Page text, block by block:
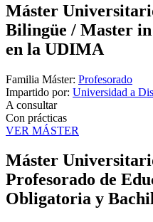
Máster
Bilingüe / Master
en la UDIMA
Familia Máster: Profesorado
Impartido por: Universidad a
A consultar
Con prácticas
VER MÁSTER
Máster
Profesorado de
Obligatoria y